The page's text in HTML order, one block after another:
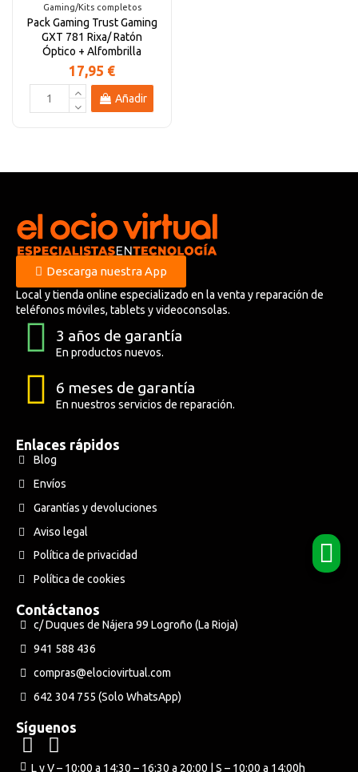
Gaming/Kits completos
Pack Gaming Trust Gaming
GXT 781 Rixa/ Ratón
Óptico + Alfombrilla
17,95 €
Añadir
Descarga nuestra App
Local y tienda online especializado en la venta y reparación de
teléfonos móviles, tablets y videoconsolas.
3 años de garantía
En productos nuevos.
6 meses de garantía
En nuestros servicios de reparación.
Enlaces rápidos
Blog
Envíos
Garantías y devoluciones
Aviso legal
Política de privacidad
Política de cookies
Contáctanos
c/ Duques de Nájera 99 Logroño (La Rioja)
941 588 436
compras@elociovirtual.com
642 304 755 (Solo WhatsApp)
Síguenos
L y V – 10:00 a 14:30 – 16:30 a 20:00 | S – 10:00 a 14:00h